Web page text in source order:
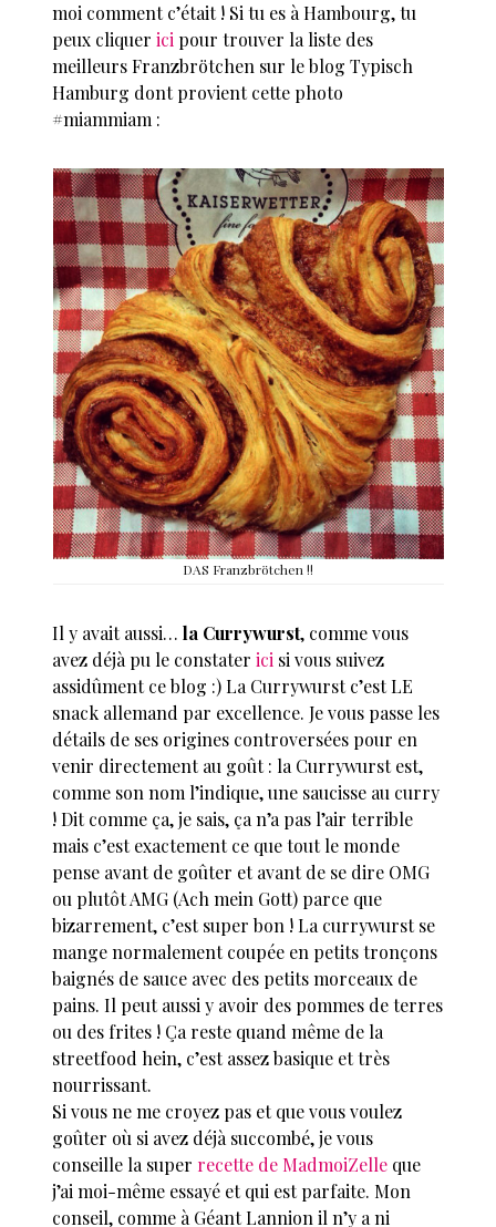
moi comment c’était ! Si tu es à Hambourg, tu
peux cliquerici pour trouver la liste des
meilleurs Franzbrötchen sur le blog Typisch
Hamburg dont provient cette photo
#miammiam :
DAS Franzbrötchen !!
Il y avait aussi…la Currywurst, comme vous
avez déjà pu le constaterici si vous suivez
assidûment ce blog :) La Currywurst c’est LE
snack allemand par excellence. Je vous passe les
détails de ses origines controversées pour en
venir directement au goût : la Currywurst est,
comme son nom l’indique, une saucisse au curry
! Dit comme ça, je sais, ça n’a pas l’air terrible
mais c’est exactement ce que tout le monde
pense avant de goûter et avant de se dire OMG
ou plutôt AMG (Ach mein Gott) parce que
bizarrement, c’est super bon ! La currywurst se
mange normalement coupée en petits tronçons
baignés de sauce avec des petits morceaux de
pains. Il peut aussi y avoir des pommes de terres
ou des frites ! Ça reste quand même de la
streetfood hein, c’est assez basique et très
nourrissant.
Si vous ne me croyez pas et que vous voulez
goûter où si avez déjà succombé, je vous
conseille la super recette de MadmoiZelle que
j’ai moi-même essayé et qui est parfaite. Mon
conseil, comme à Géant Lannion il n’y a ni